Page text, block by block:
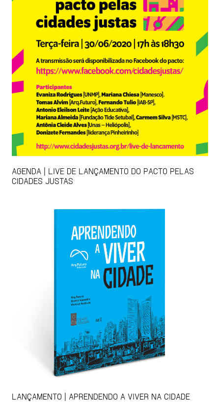
AGENDA | LIVE DE LANÇAMENTO DO PACTO PELAS
CIDADES JUSTAS
LANÇAMENTO | APRENDENDO A VIVER NA CIDADE